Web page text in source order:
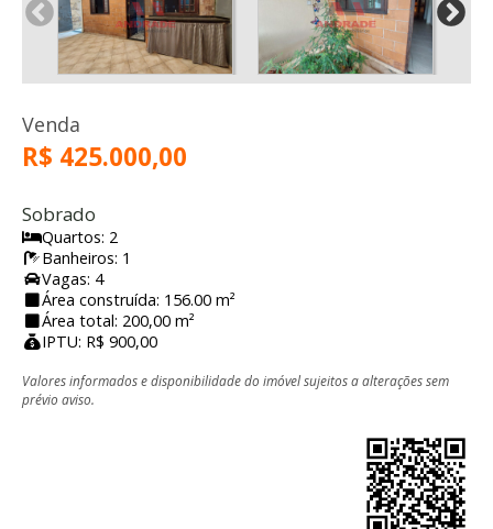
Venda
R$ 425.000,00
Sobrado
Quartos: 2
Banheiros: 1
Vagas: 4
Área construída: 156.00 m²
Área total: 200,00 m²
IPTU: R$ 900,00
Valores informados e disponibilidade do imóvel sujeitos a alterações sem
prévio aviso.